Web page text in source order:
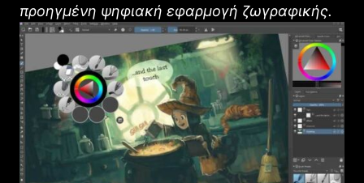
προηγμένη ψηφιακή εφαρμογή ζωγραφικής.